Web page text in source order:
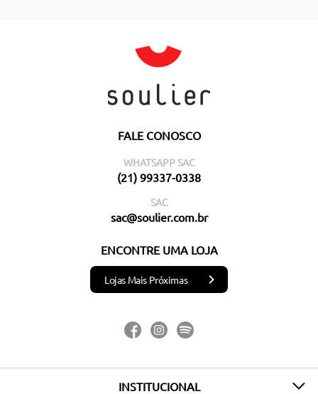
FALE CONOSCO
WHATSAPP SAC
(21) 99337-0338
SAC
sac@soulier.com.br
ENCONTRE UMA LOJA
Lojas Mais Próximas
INSTITUCIONAL